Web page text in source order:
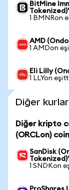
BitMine
1 BMNRon
AMD
1 AMDon
Eli Lilly
1 LLYon
Diğer
Diğer kripto
(ORCLon)
SanDisk
1 SNDKon